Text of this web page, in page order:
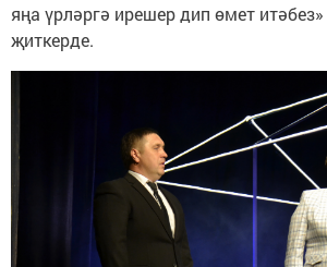
яңа үрләргә ирешер дип өмет
җиткерде.